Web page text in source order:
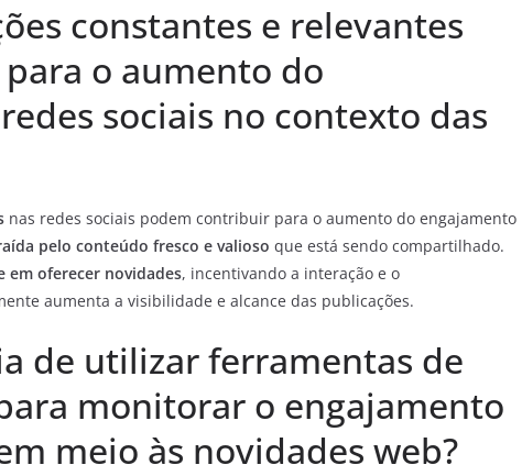
constantes e relevantes
o aumento do
sociais no contexto das
nas redes sociais podem contribuir para o aumento do engajamento
pelo conteúdo fresco e valioso que está sendo compartilhado.
em oferecer novidades, incentivando a interação e o
aumenta a visibilidade e alcance das publicações.
de utilizar ferramentas de
monitorar o engajamento
meio às novidades web?